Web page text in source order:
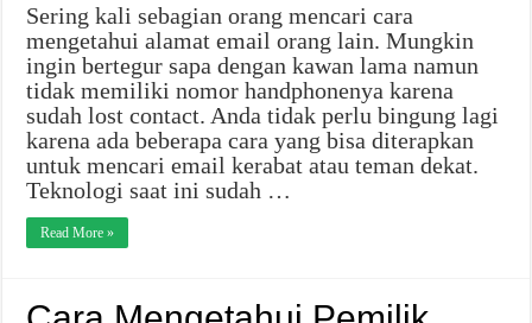
Sering kali sebagian orang mencari cara
mengetahui alamat email orang lain. Mungkin
ingin bertegur sapa dengan kawan lama namun
tidak memiliki nomor handphonenya karena
sudah lost contact. Anda tidak perlu bingung lagi
karena ada beberapa cara yang bisa diterapkan
untuk mencari email kerabat atau teman dekat.
Teknologi saat ini sudah …
Read More »